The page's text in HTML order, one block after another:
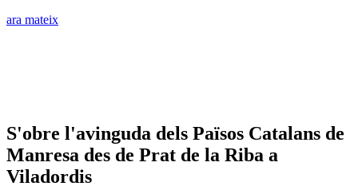
ara mateix
S'obre l'avinguda dels Països Catalans de
Manresa des de Prat de la Riba a
Viladordis